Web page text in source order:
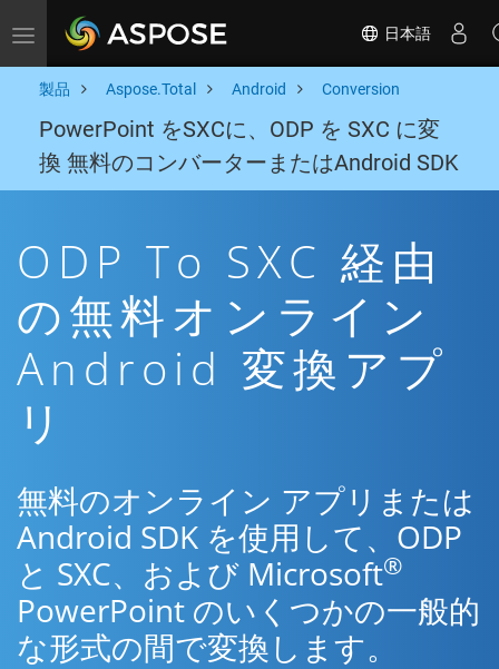
Toggle navigation 日本語
製品 Aspose.Total Android Conversion
PowerPoint をSXCに、ODP を SXC に変
換 無料のコンバーターまたはAndroid SDK
ODP To SXC 経由
の無料オンライン
Android 変換アプ
リ
無料のオンライン アプリまたは
Android SDK を使用して、ODP
と SXC、および Microsoft®
PowerPoint のいくつかの一般的
な形式の間で変換します。